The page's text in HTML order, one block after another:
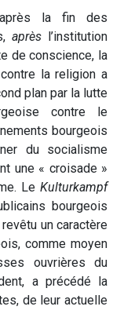
la fin des
après l’institution
de conscience, la
la religion a
plan par la lutte
contre le
bourgeois
du socialisme
une « croisade »
Le Kulturkampf
bourgeois
un caractère
comme moyen
ouvrières du
a précédé la
de leur actuelle